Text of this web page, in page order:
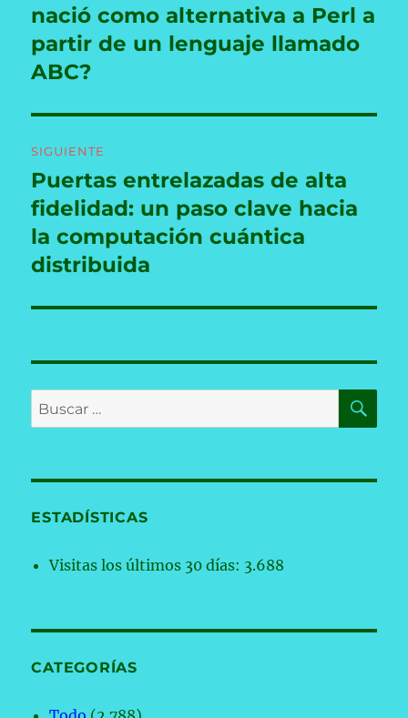
nació como alternativa a Perl a
partir de un lenguaje llamado
ABC?
SIGUIENTE
Entrada
siguiente:
Puertas entrelazadas de alta
fidelidad: un paso clave hacia
la computación cuántica
distribuida
Buscar
por:
ESTADÍSTICAS
Visitas los últimos 30 días: 3.688
CATEGORÍAS